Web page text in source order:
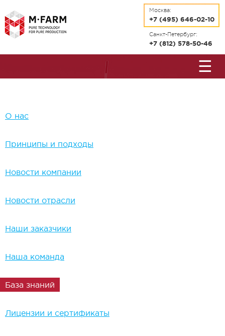
Москва:
+7 (495) 646-02-10
Санкт-Петербург:
+7 (812) 578-50-46
☰
О нас
Принципы и подходы
Новости компании
Новости отрасли
Наши заказчики
Наша команда
База знаний
Лицензии и сертификаты